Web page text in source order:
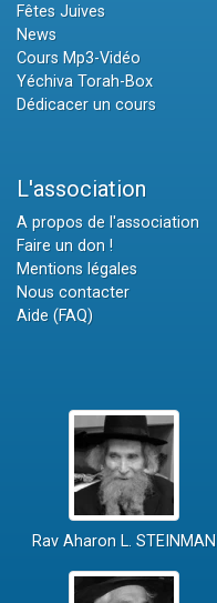
Fêtes Juives
News
Cours Mp3-Vidéo
Yéchiva Torah-Box
Dédicacer un cours
L'association
A propos de l'association
Faire un don !
Mentions légales
Nous contacter
Aide (FAQ)
Rav Aharon L. STEINMAN